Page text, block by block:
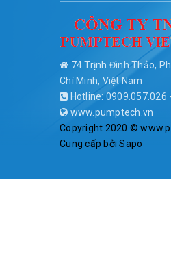
74 Trịnh Đình Thảo,
Chí Minh, Việt Nam
Hotline: 0909.057.026
www.pumptech.vn
Copyright 2020 ©
Cung cấp bởiSapo